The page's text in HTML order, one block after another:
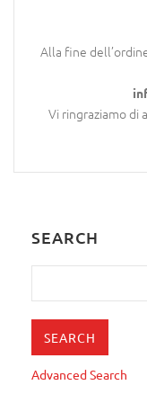
Alla fine
Vi ringraziamo di
SEARCH
Advanced Search